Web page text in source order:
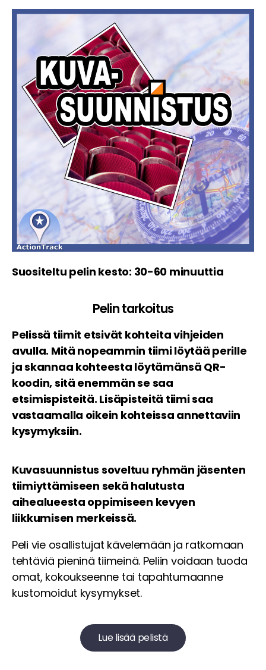
Suositeltu pelin kesto: 30-60 minuuttia
Pelin tarkoitus
Pelissä tiimit etsivät kohteita vihjeiden
avulla. Mitä nopeammin tiimi löytää perille
ja skannaa kohteesta löytämänsä QR-
koodin, sitä enemmän se saa
etsimispisteitä. Lisäpisteitä tiimi saa
vastaamalla oikein kohteissa annettaviin
kysymyksiin.
Kuvasuunnistus soveltuu ryhmän jäsenten
tiimiyttämiseen sekä halutusta
aihealueesta oppimiseen kevyen
liikkumisen merkeissä.
Peli vie osallistujat kävelemään ja ratkomaan
tehtäviä pieninä tiimeinä. Peliin voidaan tuoda
omat, kokoukseenne tai tapahtumaanne
kustomoidut kysymykset.
Lue lisää pelistä